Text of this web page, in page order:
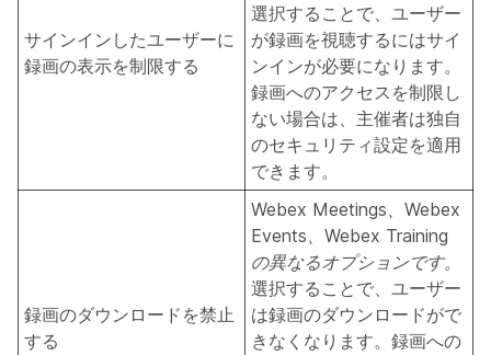
サインインしたユーザーに
録画の表示を制限する
選択することで、ユーザー
が録画を視聴するにはサイ
ンインが必要になります。
録画へのアクセスを制限し
ない場合は、主催者は独自
のセキュリティ設定を適用
できます。
録画のダウンロードを禁止
する
Webex Meetings、Webex
Events、Webex Training
の異なるオプションです。
選択することで、ユーザー
は録画のダウンロードがで
きなくなります。録画への